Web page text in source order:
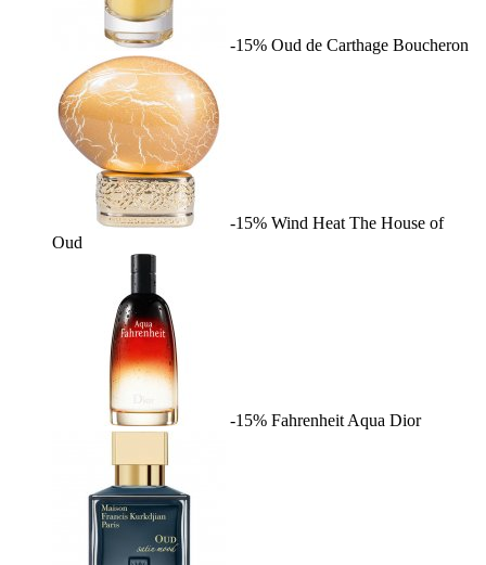
-15% Oud de Carthage Boucheron
-15% Wind Heat The House of
Oud
-15% Fahrenheit Aqua Dior